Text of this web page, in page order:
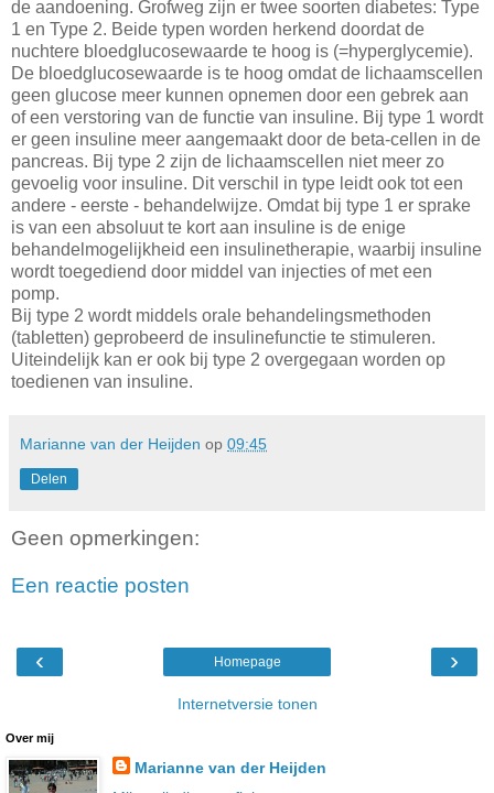
de aandoening. Grofweg zijn er twee soorten diabetes: Type
1 en Type 2. Beide typen worden herkend doordat de
nuchtere bloedglucosewaarde te hoog is (=hyperglycemie).
De bloedglucosewaarde is te hoog omdat de lichaamscellen
geen glucose meer kunnen opnemen door een gebrek aan
of een verstoring van de functie van insuline. Bij type 1 wordt
er geen insuline meer aangemaakt door de beta-cellen in de
pancreas. Bij type 2 zijn de lichaamscellen niet meer zo
gevoelig voor insuline. Dit verschil in type leidt ook tot een
andere - eerste - behandelwijze. Omdat bij type 1 er sprake
is van een absoluut te kort aan insuline is de enige
behandelmogelijkheid een insulinetherapie, waarbij insuline
wordt toegediend door middel van injecties of met een
pomp.
Bij type 2 wordt middels orale behandelingsmethoden
(tabletten) geprobeerd de insulinefunctie te stimuleren.
Uiteindelijk kan er ook bij type 2 overgegaan worden op
toedienen van insuline.
Marianne van der Heijden op 09:45
Delen
Geen opmerkingen:
Een reactie posten
‹ ›
Homepage
Internetversie tonen
Over mij
Marianne van der Heijden